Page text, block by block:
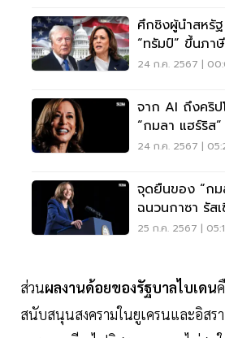
ศึกชิงผู้นำสหรั
“ทรัมป์” ขึ้นภ
ลงทุน เที่ยวไทย
24 ก.ค. 2567 |
จาก AI ถึงคริ
“กมลา แฮร์ริส
สหรัฐฯ
24 ก.ค. 2567 |
จุดยืนของ “กม
ฉนวนกาซา รัส
25 ก.ค. 2567 |
ส่วนผลงานด้อยของรัฐบาลไบเดน
สนับสนุนสงครามในยูเครนและอิสร